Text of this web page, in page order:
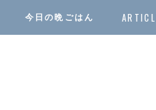
今日の晩ごはん